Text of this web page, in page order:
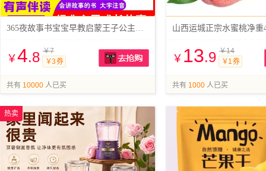
365夜故事书宝宝早教启蒙王子公主童话
￥4.8 ￥7
￥3 券
共有 10000 人已买
山西运城正宗水蜜桃净重
￥ 13.9 ￥14
￥1 券
共有 1000 人已买
热卖